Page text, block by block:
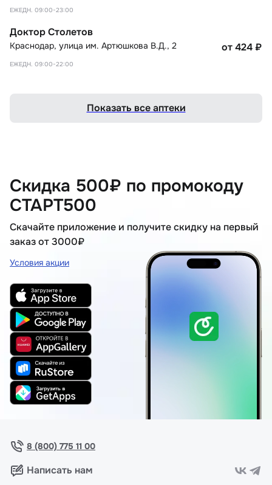
ЕЖЕДН. 09:00-23:00
Доктор Столетов
Краснодар, улица им. Артюшкова В.Д., 2
ЕЖЕДН. 09:00-22:00
от 424₽
Показать все аптеки
Скидка 500₽ по промокоду
СТАРТ500
Скачайте приложение и получите скидку на первый
заказ от 3000₽
Условия акции
8 (800) 775 11 00
Написать нам